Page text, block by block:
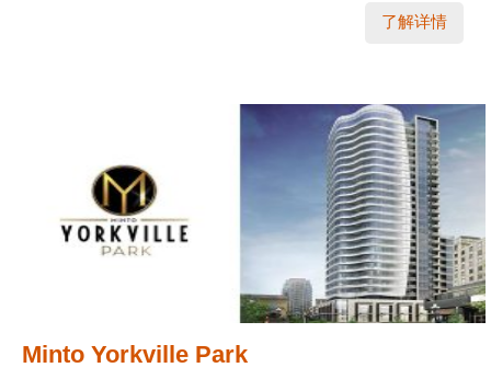
了解详情
Minto Yorkville Park